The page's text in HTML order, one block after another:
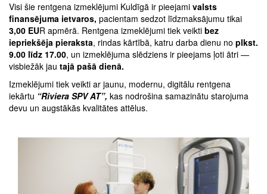
Visi šie rentgena izmeklējumi Kuldīgā ir pieejami valsts
finansējuma ietvaros, pacientam sedzot līdzmaksājumu tikai
3,00 EUR apmērā. Rentgena izmeklējumi tiek veikti bez
iepriekšēja pieraksta, rindas kārtībā, katru darba dienu no plkst.
9.00 līdz 17.00, un izmeklējuma slēdziens ir pieejams ļoti ātri —
visbiežāk jau tajā pašā dienā.
Izmeklējumi tiek veikti ar jaunu, modernu, digitālu rentgena
iekārtu “Riviera SPV AT”, kas nodrošina samazinātu starojuma
devu un augstākās kvalitātes attēlus.